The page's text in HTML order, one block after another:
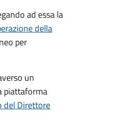
ad essa la
della
per
un
piattaforma
del Direttore